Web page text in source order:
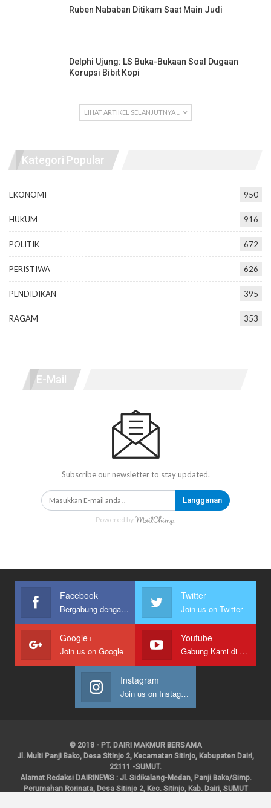
Ruben Nababan Ditikam Saat Main Judi
Delphi Ujung: LS Buka-Bukaan Soal Dugaan
Korupsi Bibit Kopi
LIHAT ARTIKEL SELANJUTNYA ...
Kategori Popular
EKONOMI 950
HUKUM 916
POLITIK 672
PERISTIWA 626
PENDIDIKAN 395
RAGAM 353
E-Mail
Subscribe our newsletter to stay updated.
Langganan
Powered by
Facebook
Bergabung dengan kami
Twitter
Join us on Twitter
Google+
Join us on Google
Youtube
Gabung Kami di Youtube
Instagram
Join us on Instagram
© 2018 - PT. DAIRI MAKMUR BERSAMA
Jl. Multi Panji Bako, Desa Sitinjo 2, Kecamatan Sitinjo, Kabupaten Dairi,
22111 -SUMUT.
Alamat Redaksi DAIRINEWS : Jl. Sidikalang-Medan, Panji Bako/Simp.
Perumahan Rorinata, Desa Sitinjo 2, Kec. Sitinjo, Kab. Dairi, SUMUT